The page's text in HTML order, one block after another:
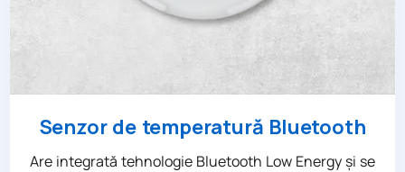
Senzor de temperatură Bluetooth
Are integrată tehnologie Bluetooth Low Energy și se